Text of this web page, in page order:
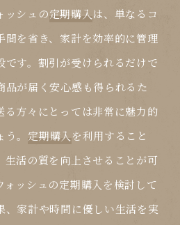
ッシュの定期購入 は、単なるコ
間を省き、家計を効率的に管理
です。割引が受けられるだけで
品が届く安心感も得られるた
る方々にとっては非常に魅力的
う。定期購入 を利用すること
生活の質を向上させることが可
ォッシュの定期購入 を検討して
、家計や時間に優しい生活を実